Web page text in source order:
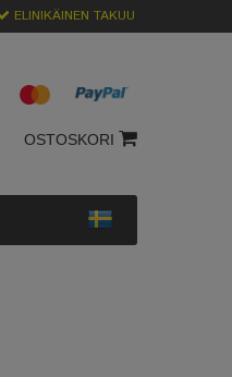
ELINIKÄINEN TAKUU
OSTOSKORI